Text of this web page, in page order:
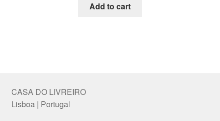
Add to cart
CASA DO LIVREIRO
Lisboa | Portugal